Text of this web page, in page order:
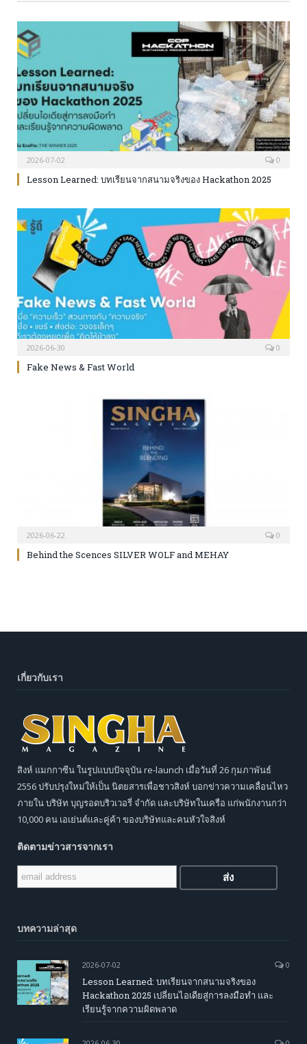
2026-07-02 0
Lesson Learned: บทเรียนจากสนามจริงของ Hackathon 2025
2026-06-30 0
Fake News & Fast World
2026-06-22 0
Behind the Scences SILVER WOLF and MEHAY
เกี่ยวกับเรา
สิงห์ แมกกาซีน ในรูปแบบปัจจุบัน re-launch เมื่อวันที่ 26 กุมภาพันธ์
2556 ปรับปรุงใหม่ให้เป็น นิตยสารเพื่อชาวสิงห์ บอกข่าวความเคลื่อนไหว
ภายใน บริษัท บุญรอดบริวเวอรี่ จำกัด และบริษัทในเครือ แก่พนักงานกว่า
10,000 คน เอเย่นต์และคู่ค้า ของบริษัทและคนหัวใจสิงห์
ติดตามข่าวสารจากเรา
บทความล่าสุด
2026-07-02 0
Lesson Learned: บทเรียนจากสนามจริงของ
Hackathon 2025 เปลี่ยนไอเดียสู่การลงมือทำ และ
เรียนรู้จากความผิดพลาด